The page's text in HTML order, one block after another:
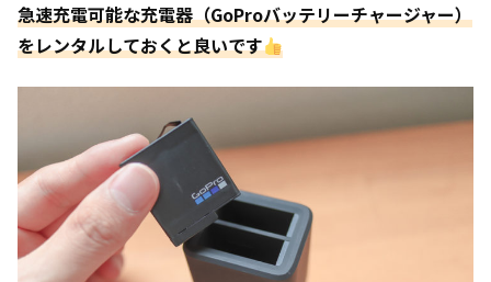
急速充電可能な充電器（GoProバッテリーチャージャー）
をレンタルしておくと良いです